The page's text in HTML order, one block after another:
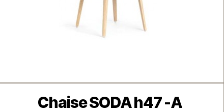
Catégories
Chaise SODA h47 -A